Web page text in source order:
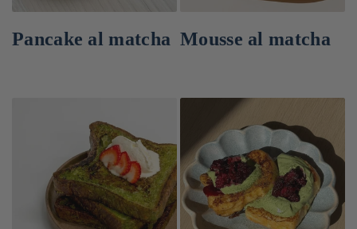
Pancake al matcha Mousse al matcha